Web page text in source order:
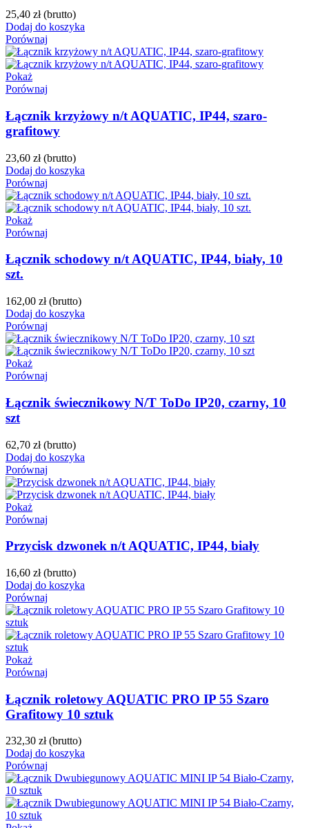
25,40 zł (brutto)
Dodaj do koszyka
Porównaj
Pokaż
Porównaj
Łącznik krzyżowy n/t AQUATIC, IP44, szaro-
grafitowy
23,60 zł (brutto)
Dodaj do koszyka
Porównaj
Pokaż
Porównaj
Łącznik schodowy n/t AQUATIC, IP44, biały, 10
szt.
162,00 zł (brutto)
Dodaj do koszyka
Porównaj
Pokaż
Porównaj
Łącznik świecznikowy N/T ToDo IP20, czarny, 10
szt
62,70 zł (brutto)
Dodaj do koszyka
Porównaj
Pokaż
Porównaj
Przycisk dzwonek n/t AQUATIC, IP44, biały
16,60 zł (brutto)
Dodaj do koszyka
Porównaj
Pokaż
Porównaj
Łącznik roletowy AQUATIC PRO IP 55 Szaro
Grafitowy 10 sztuk
232,30 zł (brutto)
Dodaj do koszyka
Porównaj